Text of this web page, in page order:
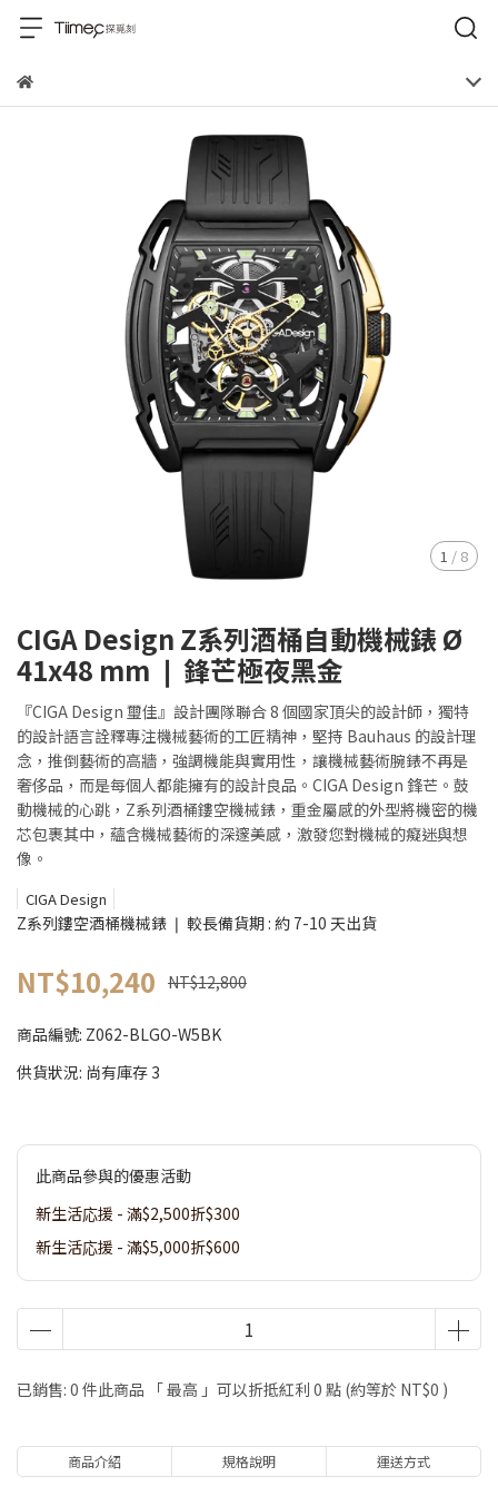
1 / 8
CIGA Design Z系列酒桶自動機械錶 Ø
41x48 mm ❘ 鋒芒極夜黑金
『CIGA Design 璽佳』設計團隊聯合 8 個國家頂尖的設計師，獨特
的設計語言詮釋專注機械藝術的工匠精神，堅持 Bauhaus 的設計理
念，推倒藝術的高牆，強調機能與實用性，讓機械藝術腕錶不再是
奢侈品，而是每個人都能擁有的設計良品。CIGA Design 鋒芒。鼓
動機械的心跳，Z系列酒桶鏤空機械錶，重金屬感的外型將機密的機
芯包裹其中，蘊含機械藝術的深邃美感，激發您對機械的癡迷與想
像。
CIGA Design
Z系列鏤空酒桶機械錶 ❘ 較長備貨期 : 約 7-10 天出貨
NT$10,240 NT$12,800
商品編號: Z062-BLGO-W5BK
供貨狀況: 尚有庫存 3
此商品參與的優惠活動
新生活応援 - 滿$2,500折$300
新生活応援 - 滿$5,000折$600
已銷售: 0 件此商品 「 最高 」可以折抵紅利 0 點 (約等於 NT$0 )
商品介紹 規格說明 運送方式